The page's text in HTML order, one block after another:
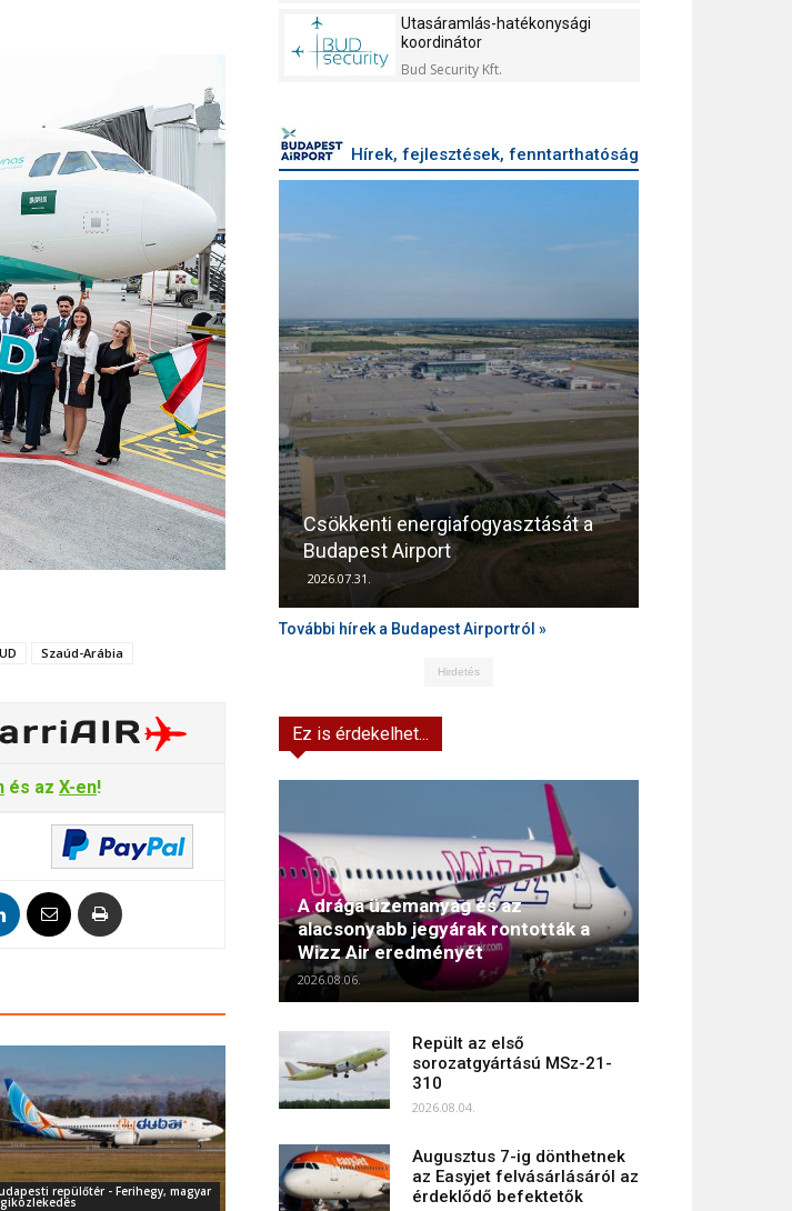
Szaúd-Arábia
és az X-en!
repülőtér - Ferihegy, magyar
Utasáramlás-hatékonysági
koordinátor
Bud Security Kft.
Hírek, fejlesztések, fenntarthatóság
Csökkenti energiafogyasztását a
Budapest Airport
2026.07.31.
További hírek a Budapest Airportról »
Hirdetés
Ez is érdekelhet...
A drága üzemanyag és az
alacsonyabb jegyárak rontották a
Wizz Air eredményét
2026.08.06.
Repült az első
sorozatgyártású MSz-21-
310
2026.08.04.
Augusztus 7-ig dönthetnek
az Easyjet felvásárlásáról az
érdeklődő befektetők